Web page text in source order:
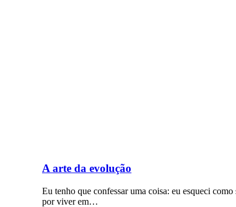
A arte da evolução
Eu tenho que confessar uma coisa: eu esqueci
por viver em…